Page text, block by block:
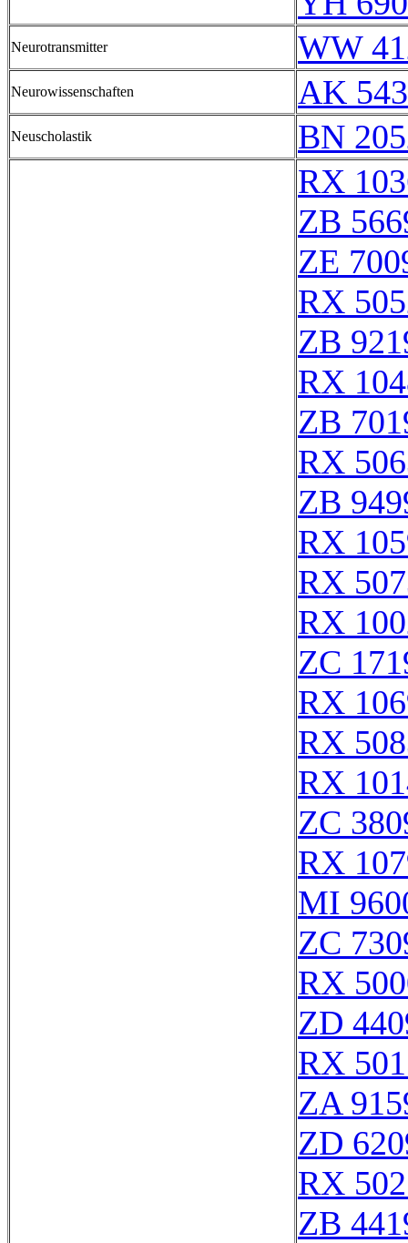
Neurotransmitter WW
Neurowissenschaften AK
Neuscholastik
BN
RX
ZB
ZE
RX
ZB
RX
ZB
RX
ZB
RX
RX
RX
ZC
RX
RX
RX
ZC
RX
MI
ZC
RX
ZD
RX
ZA
ZD
RX
ZB